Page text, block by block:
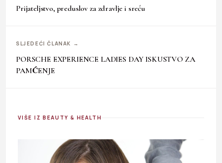
Prijateljstvo, preduslov za zdravlje i sreću
SLJEDEĆI ČLANAK →
PORSCHE EXPERIENCE LADIES DAY ISKUSTVO ZA
PAMĆENJE
VIŠE IZ BEAUTY & HEALTH